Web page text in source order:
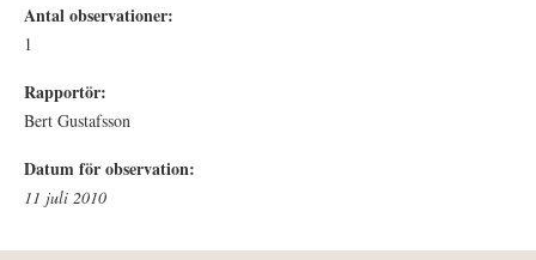
Antal observationer:
1
Rapportör:
Bert Gustafsson
Datum för observation:
11 juli 2010